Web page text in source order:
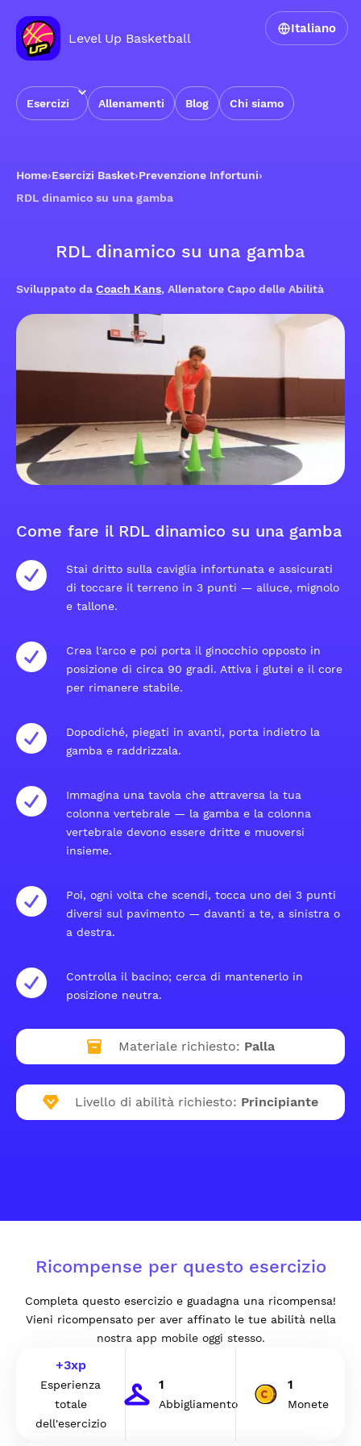
Level Up Basketball
Esercizi Allenamenti Blog Chi siamo
Italiano
Home›Esercizi Basket›Prevenzione Infortuni›
RDL dinamico su una gamba
RDL dinamico su una gamba
Sviluppato da Coach Kans, Allenatore Capo delle Abilità
Come fare il RDL dinamico su una gamba
Stai dritto sulla caviglia infortunata e assicurati
di toccare il terreno in 3 punti — alluce, mignolo
e tallone.
Crea l'arco e poi porta il ginocchio opposto in
posizione di circa 90 gradi. Attiva i glutei e il core
per rimanere stabile.
Dopodiché, piegati in avanti, porta indietro la
gamba e raddrizzala.
Immagina una tavola che attraversa la tua
colonna vertebrale — la gamba e la colonna
vertebrale devono essere dritte e muoversi
insieme.
Poi, ogni volta che scendi, tocca uno dei 3 punti
diversi sul pavimento — davanti a te, a sinistra o
a destra.
Controlla il bacino; cerca di mantenerlo in
posizione neutra.
Materiale richiesto: Palla
Livello di abilità richiesto: Principiante
Ricompense per questo esercizio
Completa questo esercizio e guadagna una ricompensa!
Vieni ricompensato per aver affinato le tue abilità nella
nostra app mobile oggi stesso.
+3xp
Esperienza
totale
dell'esercizio
1
Abbigliamento
1
Monete